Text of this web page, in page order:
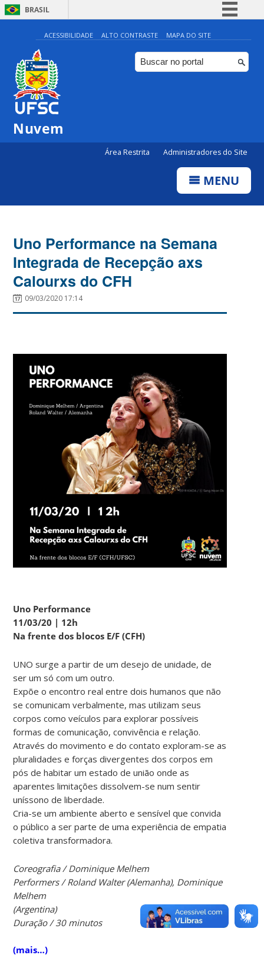
BRASIL
Simplifique!
Comunica BR
Participe
ACESSIBILIDADE ALTO CONTRASTE MAPA DO SITE
Nuvem
Área Restrita Administradores do Site
MENU
Uno Performance na Semana
Integrada de Recepção axs
Calourxs do CFH
09/03/2020 17:14
Uno Performance
11/03/20 | 12h
Na frente dos blocos E/F (CFH)
UNO surge a partir de um desejo de unidade, de
ser um só com um outro.
Expõe o encontro real entre dois humanos que não
se comunicam verbalmente, mas utilizam seus
corpos como veículos para explorar possíveis
formas de comunicação, convivência e relação.
Através do movimento e do contato exploram-se as
pluralidades e forças divergentes dos corpos em
pós de habitar um estado de união onde as
aparentes limitações dissolvem-se num sentir
uníssono de liberdade.
Cria-se um ambiente aberto e sensível que convida
o público a ser parte de uma experiência de empatia
coletiva transformadora.
Coreografia / Dominique Melhem
Performers / Roland Walter (Alemanha), Dominique
Melhem
(Argentina)
Duração / 30 minutos
(mais…)